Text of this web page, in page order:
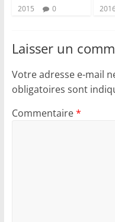
2015
0
Laisser un
Votre adresse e-mail
obligatoires sont
Commentaire*